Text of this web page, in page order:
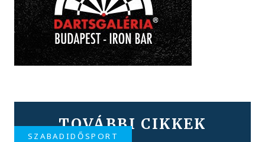
TOVÁBBI CIKKEK
SZABADIDŐSPORT